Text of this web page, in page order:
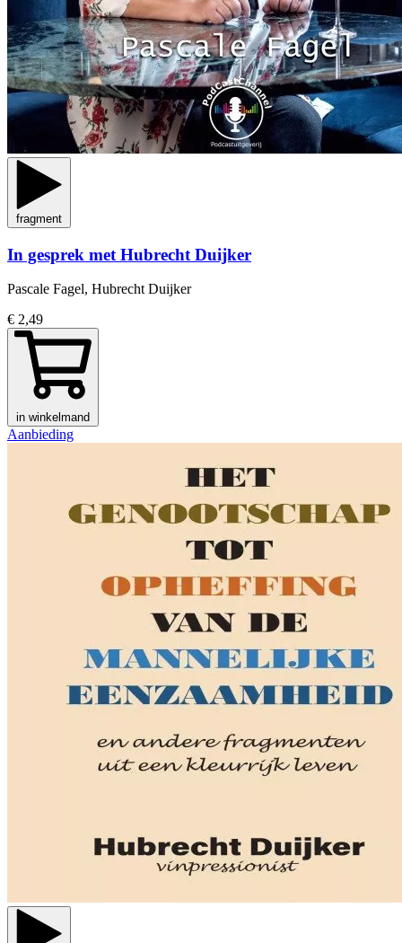
fragment
In gesprek met Hubrecht Duijker
Pascale Fagel, Hubrecht Duijker
€ 2,49
in winkelmand
Aanbieding